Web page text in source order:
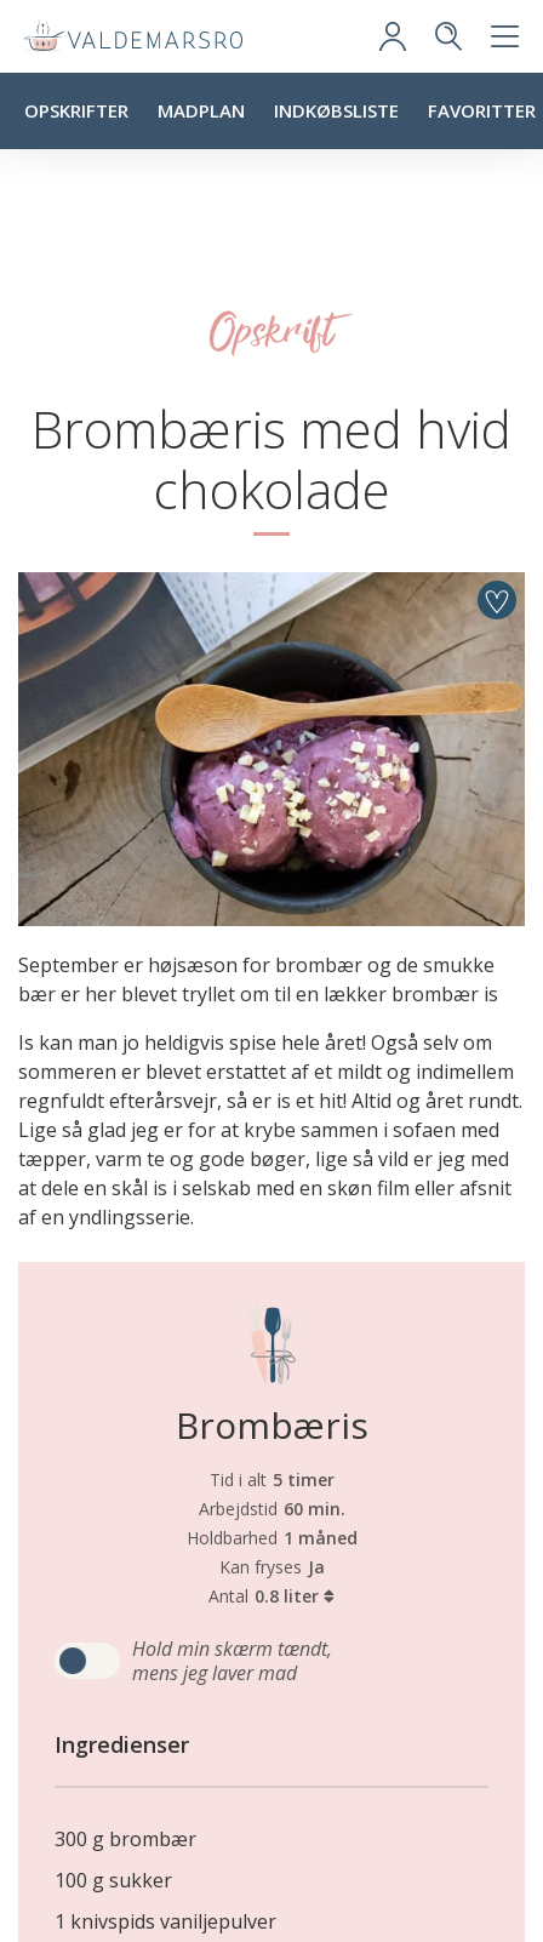
OPSKRIFTER MADPLAN INDKØBSLISTE FAVORITTER
Opskrift
Brombæris med hvid
chokolade
September er højsæson for brombær og de smukke
bær er her blevet tryllet om til en lækker brombær is
Is kan man jo heldigvis spise hele året! Også selv om
sommeren er blevet erstattet af et mildt og indimellem
regnfuldt efterårsvejr, så er is et hit! Altid og året rundt.
Lige så glad jeg er for at krybe sammen i sofaen med
tæpper, varm te og gode bøger, lige så vild er jeg med
at dele en skål is i selskab med en skøn film eller afsnit
af en yndlingsserie.
Brombæris
Tid i alt 5 timer
Arbejdstid 60 min.
Holdbarhed 1 måned
Kan fryses Ja
Antal 0.8 liter
Hold min skærm tændt,
mens jeg laver mad
Ingredienser
300 g brombær
100 g sukker
1 knivspids vaniljepulver